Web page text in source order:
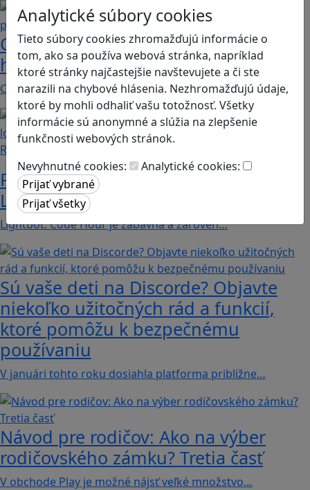
Analytické súbory cookies
Tieto súbory cookies zhromažďujú informácie o
tom, ako sa používa webová stránka, napríklad
ktoré stránky najčastejšie navštevujete a či ste
narazili na chybové hlásenia. Nezhromažďujú údaje,
ktoré by mohli odhaliť vašu totožnosť. Všetky
informácie sú anonymné a slúžia na zlepšenie
funkčnosti webových stránok.
Nevyhnutné cookies:
Analytické cookies:
Construct 2 umožní deťom vytvoriť
hry bez znalosti programovania
Chceli by ste vaše deti oboznámiť s programovaním…
Recenzie
Prvé kroky do sveta programovania:
Lightbot učí deti logike a kreativite
Lightbot: Code Hour je zábavná a zároveň…
Sú vaše deti na Discorde? Objavte
niekoľko užitočných rád a funkcií,
ktoré pomôžu k bezpečnému
používaniu
V januári tohto roku dosiahla platforma približne…
Návod pre rodičov: Ako na výber
rodičovského zámku? Tretia časť
V obchode Play je možné nájsť veľké množstvo…